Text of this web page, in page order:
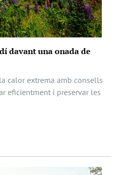
davant una onada de
calor extrema amb consells
eficientment i preservar les